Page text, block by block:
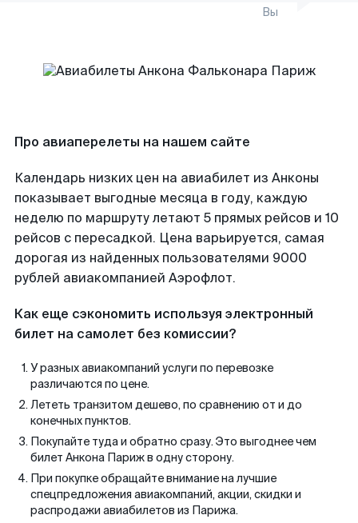
Вы
Про авиаперелеты на нашем сайте
Календарь низких цен на авиабилет из Анконы
показывает выгодные месяца в году, каждую
неделю по маршруту летают 5 прямых рейсов и 10
рейсов с пересадкой. Цена варьируется, самая
дорогая из найденных пользователями 9000
рублей авиакомпанией Аэрофлот.
Как еще сэкономить используя электронный
билет на самолет без комиссии?
У разных авиакомпаний услуги по перевозке
различаются по цене.
Лететь транзитом дешево, по сравнению от и до
конечных пунктов.
Покупайте туда и обратно сразу. Это выгоднее чем
билет Анкона Париж в одну сторону.
При покупке обращайте внимание на лучшие
спецпредложения авиакомпаний, акции, скидки и
распродажи авиабилетов из Парижа.